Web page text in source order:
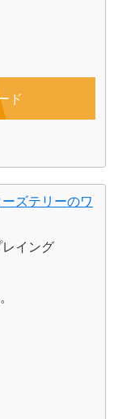
ド
ズテリーのワ
イング